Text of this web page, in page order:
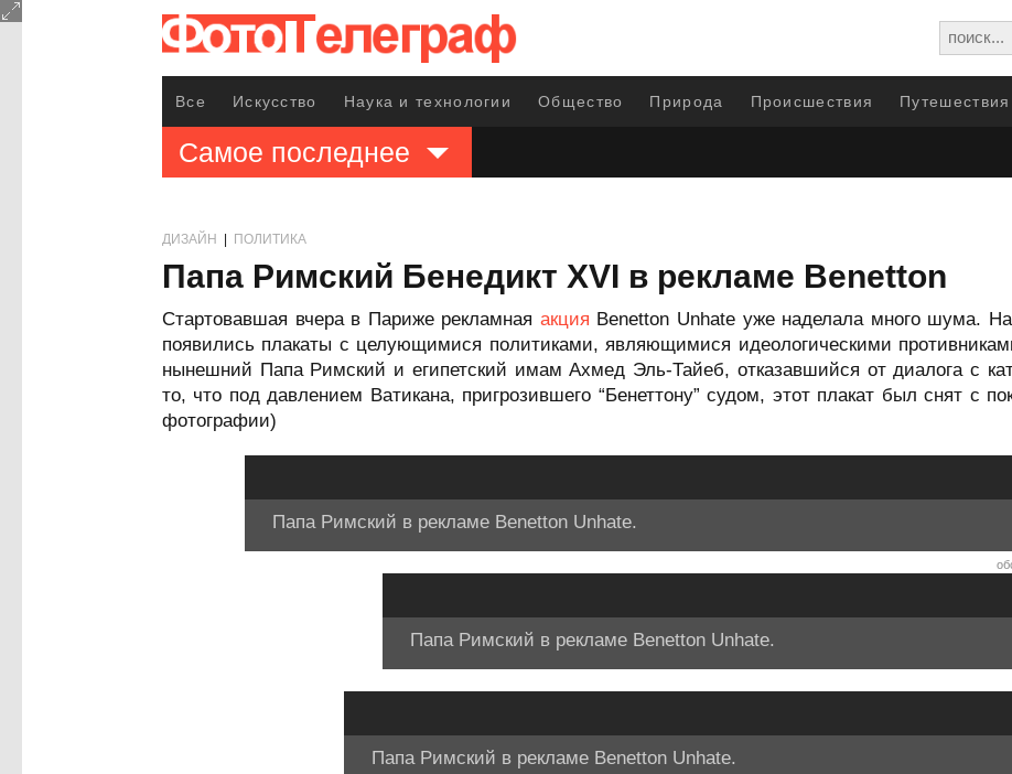
Все Искусство Наука и технологии Общество Природа Происшествия
Самое последнее
ДИЗАЙН ПОЛИТИКА
Папа Римский Бенедикт XVI в рекламе Benetton
Стартовавшая вчера в Париже рекламная акция Benetton Unhate уже наделала много шума.
появились плакаты с целующимися политиками, являющимися идеологическими
нынешний Папа Римский и египетский имам Ахмед Эль-Тайеб, отказавшийся от диалога с
то, что под давлением Ватикана, пригрозившего “Бенеттону” судом, этот плакат был снят с
фотографии)
Папа Римский в рекламе Benetton Unhate.
Папа Римский в рекламе Benetton Unhate.
Папа Римский в рекламе Benetton Unhate.